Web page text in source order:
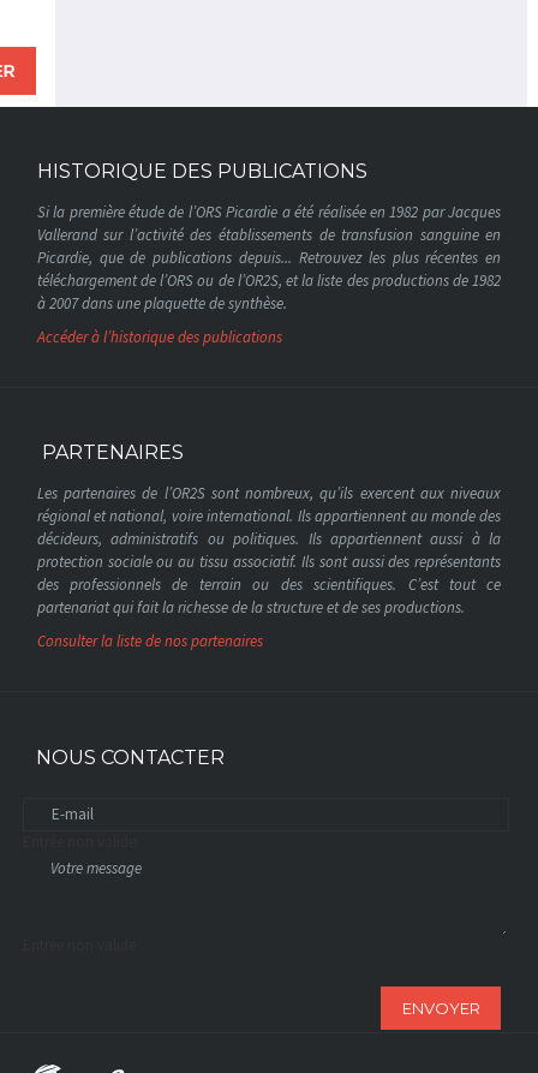
HISTORIQUE DES PUBLICATIONS
Si la première étude de l’ORS Picardie a été réalisée en 1982 par Jacques
Vallerand sur l’activité des établissements de transfusion sanguine en
Picardie, que de publications depuis... Retrouvez les plus récentes en
téléchargement de l’ORS ou de l’OR2S, et la liste des productions de 1982
à 2007 dans une plaquette de synthèse.
Accéder à l’historique des publications
PARTENAIRES
Les partenaires de l’OR2S sont nombreux, qu’ils exercent aux niveaux
régional et national, voire international. Ils appartiennent au monde des
décideurs, administratifs ou politiques. Ils appartiennent aussi à la
protection sociale ou au tissu associatif. Ils sont aussi des représentants
des professionnels de terrain ou des scientifiques. C’est tout ce
partenariat qui fait la richesse de la structure et de ses productions.
Consulter la liste de nos partenaires
NOUS CONTACTER
ENVOYER